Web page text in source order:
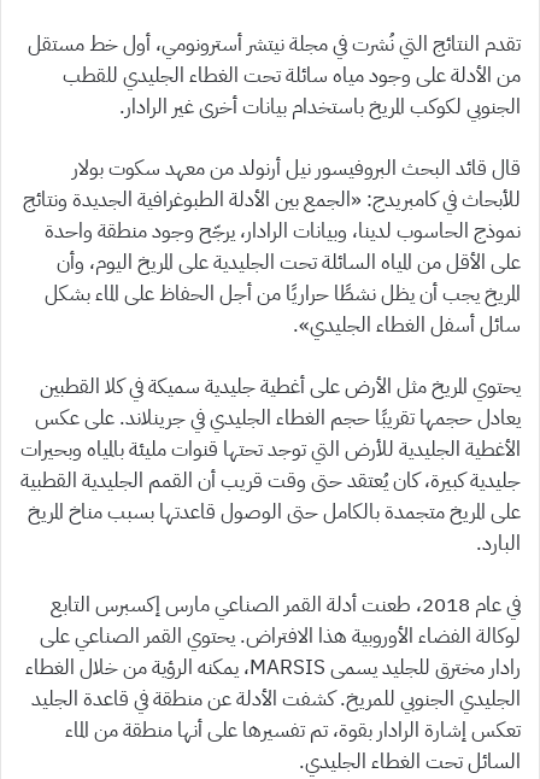
تقدم النتائج التي نُشرت في مجلة نيتشر أسترونومي، أول خط مستقل
من الأدلة على وجود مياه سائلة تحت الغطاء الجليدي للقطب
الجنوبي لكوكب المريخ باستخدام بيانات أخرى غير الرادار.
قال قائد البحث البروفيسور نيل أرنولد من معهد سكوت بولار
للأبحاث في كامبريدج: «الجمع بين الأدلة الطبوغرافية الجديدة ونتائج
نموذج الحاسوب لدينا، وبيانات الرادار، يرجّح وجود منطقة واحدة
على الأقل من المياه السائلة تحت الجليدية على المريخ اليوم، وأن
المريخ يجب أن يظل نشطًا حراريًا من أجل الحفاظ على الماء بشكل
سائل أسفل الغطاء الجليدي».
يحتوي المريخ مثل الأرض على أغطية جليدية سميكة في كلا القطبين
يعادل حجمها تقريبًا حجم الغطاء الجليدي في جرينلاند. على عكس
الأغطية الجليدية للأرض التي توجد تحتها قنوات مليئة بالمياه وبحيرات
جليدية كبيرة، كان يُعتقد حتى وقت قريب أن القمم الجليدية القطبية
على المريخ متجمدة بالكامل حتى الوصول قاعدتها بسبب مناخ المريخ
البارد.
في عام 2018، طعنت أدلة القمر الصناعي مارس إكسبرس التابع
لوكالة الفضاء الأوروبية هذا الافتراض. يحتوي القمر الصناعي على
رادار مخترق للجليد يسمى MARSIS، يمكنه الرؤية من خلال الغطاء
الجليدي الجنوبي للمريخ. كشفت الأدلة عن منطقة في قاعدة الجليد
تعكس إشارة الرادار بقوة، تم تفسيرها على أنها منطقة من الماء
السائل تحت الغطاء الجليدي.